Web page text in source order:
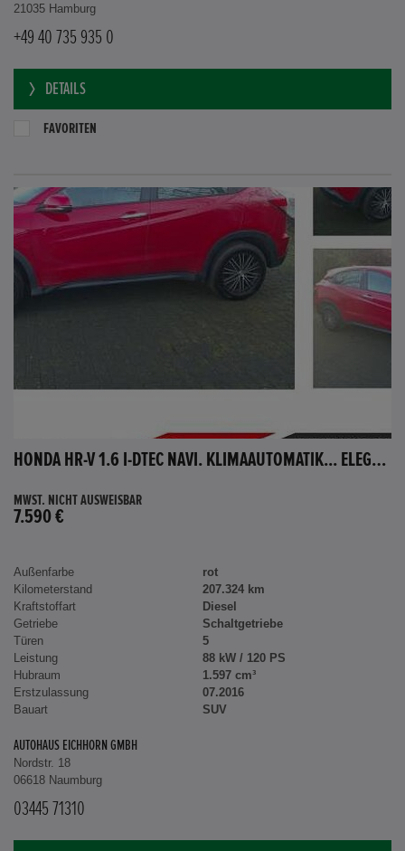
21035 Hamburg
+49 40 735 935 0
DETAILS
FAVORITEN
HONDA HR-V 1.6 I-DTEC NAVI. KLIMAAUTOMATIK... ELEGANCE
MWST. NICHT AUSWEISBAR
7.590 €
Außenfarbe
rot
Kilometerstand
207.324 km
Kraftstoffart
Diesel
Getriebe
Schaltgetriebe
Türen
5
Leistung
88 kW / 120 PS
Hubraum
1.597 cm³
Erstzulassung
07.2016
Bauart
SUV
AUTOHAUS EICHHORN GMBH
Nordstr. 18
06618 Naumburg
03445 71310